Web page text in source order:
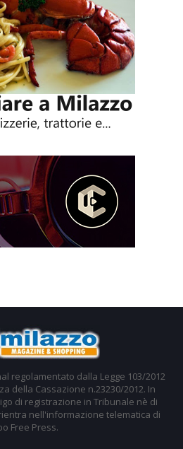
regolamentato dalla Legge 103/2012
della Cassazione n.23230/2012. In
di registrazione in Tribunale nè di
nell'informazione telematica di
Free Press.